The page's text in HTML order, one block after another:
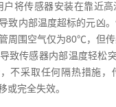
户将传感器安装在靠近
致内部温度超标的元凶
周围空气仅为80℃，但
致传感器内部温度轻松
不采取任何隔热措施
或完全失效。